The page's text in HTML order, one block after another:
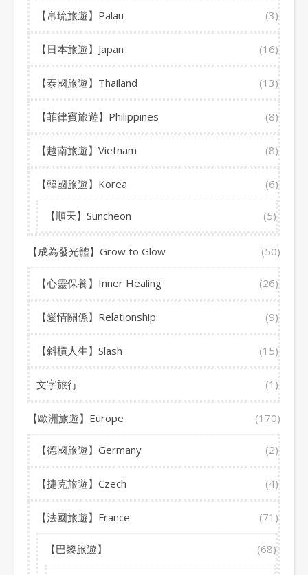
【帛琉旅遊】Palau (3)
【日本旅遊】Japan (16)
【泰國旅遊】Thailand (13)
【菲律賓旅遊】Philippines (8)
【越南旅遊】Vietnam (8)
【韓國旅遊】Korea (6)
【順天】Suncheon (5)
【成為發光體】Grow to Glow (50)
【心靈保養】Inner Healing (26)
【愛情關係】Relationship (9)
【斜槓人生】Slash (15)
文字旅行 (1)
【歐洲旅遊】Europe (170)
【德國旅遊】Germany (2)
【捷克旅遊】Czech (4)
【法國旅遊】France (71)
【巴黎旅遊】 (68)